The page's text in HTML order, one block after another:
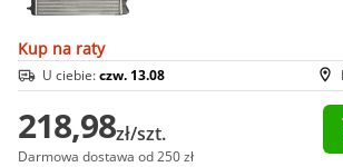
Kup na raty
U ciebie:czw. 13.08
218,98zł/szt.
Darmowa dostawa od 250 zł